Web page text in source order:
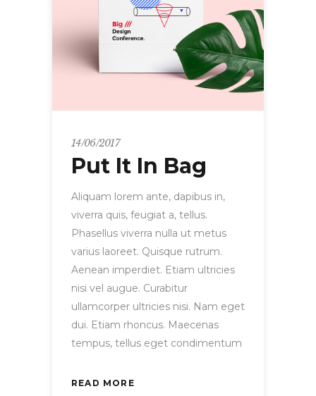
14/06/2017
Put It In Bag
Aliquam lorem ante, dapibus in,
viverra quis, feugiat a, tellus.
Phasellus viverra nulla ut metus
varius laoreet. Quisque rutrum.
Aenean imperdiet. Etiam ultricies
nisi vel augue. Curabitur
ullamcorper ultricies nisi. Nam eget
dui. Etiam rhoncus. Maecenas
tempus, tellus eget condimentum
READ MORE